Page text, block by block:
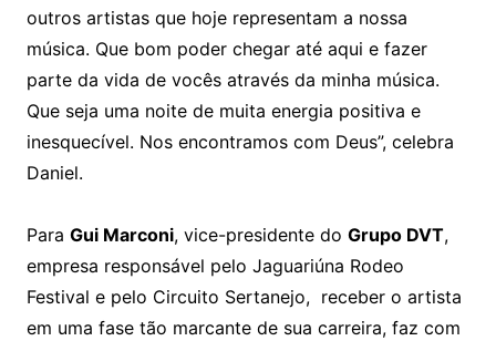
outros artistas que hoje representam a nossa
música. Que bom poder chegar até aqui e fazer
parte da vida de vocês através da minha música.
Que seja uma noite de muita energia positiva e
inesquecível. Nos encontramos com Deus”, celebra
Daniel.
Para Gui Marconi, vice-presidente do Grupo DVT,
empresa responsável pelo Jaguariúna Rodeo
Festival e pelo Circuito Sertanejo, receber o artista
em uma fase tão marcante de sua carreira, faz com